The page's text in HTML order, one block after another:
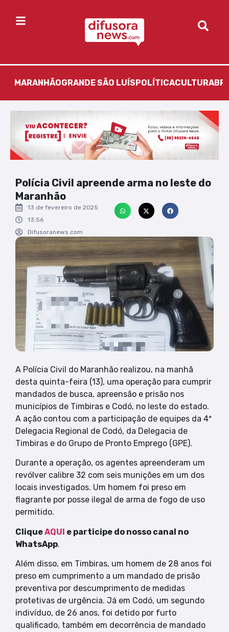
MARANHÃOGRANDE SÃO LUÍS POLÍTICACULTURA
Polícia Civil apreende arma no leste do
Maranhão
13 de fevereiro de 2025
13:56
Difusoranews.com
A Polícia Civil do Maranhão realizou, na manhã
desta quinta-feira (13), uma operação para cumprir
mandados de busca, apreensão e prisão nos
municípios de Timbiras e Codó, no leste do estado.
A ação contou com a participação de equipes da 4ª
Delegacia Regional de Codó, da Delegacia de
Timbiras e do Grupo de Pronto Emprego (GPE).
Durante a operação, os agentes apreenderam um
revólver calibre 32 com seis munições em um dos
locais investigados. Um homem foi preso em
flagrante por posse ilegal de arma de fogo de uso
permitido.
CliqueAQUI e participe do nosso canal no
WhatsApp.
Além disso, em Timbiras, um homem de 28 anos foi
preso em cumprimento a um mandado de prisão
preventiva por descumprimento de medidas
protetivas de urgência. Já em Codó, um segundo
indivíduo, de 26 anos, foi detido por furto
qualificado, também em decorrência de mandado